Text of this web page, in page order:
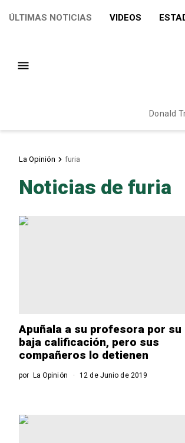
ÚLTIMAS NOTICIAS VIDEOS
Donald
La Opinión furia
Noticias de furia
Apuñala a su profesora por su
baja calificación, pero sus
compañeros lo detienen
por La Opinión 12 de Junio de 2019